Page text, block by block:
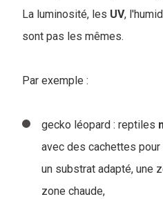
La luminosité, les UV,
sont pas les mêmes.
Par exemple :
gecko léopard : reptiles
avec des cachettes
un substrat adapté, une
zone chaude,